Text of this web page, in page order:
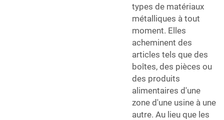
types de matériaux
métalliques à tout
moment. Elles
acheminent des
articles tels que des
boîtes, des pièces ou
des produits
alimentaires d'une
zone d'une usine à une
autre. Au lieu que les